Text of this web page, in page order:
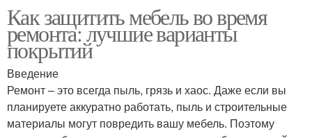
Как защитить мебель во время
ремонта: лучшие варианты
покрытий
Введение
Ремонт – это всегда пыль, грязь и хаос. Даже если вы
планируете аккуратно работать, пыль и строительные
материалы могут повредить вашу мебель. Поэтому